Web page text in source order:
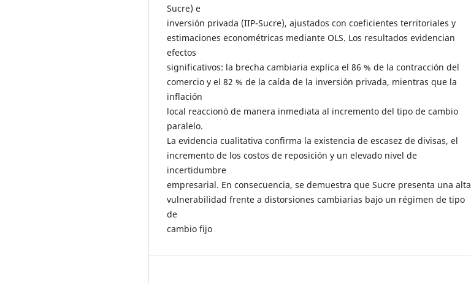
Sucre) e
inversión privada (IIP-Sucre), ajustados con coeficientes territoriales y
estimaciones econométricas mediante OLS. Los resultados evidencian
efectos
significativos: la brecha cambiaria explica el 86 % de la contracción del
comercio y el 82 % de la caída de la inversión privada, mientras que la
inflación
local reaccionó de manera inmediata al incremento del tipo de cambio
paralelo.
La evidencia cualitativa confirma la existencia de escasez de divisas, el
incremento de los costos de reposición y un elevado nivel de
incertidumbre
empresarial. En consecuencia, se demuestra que Sucre presenta una alta
vulnerabilidad frente a distorsiones cambiarias bajo un régimen de tipo
de
cambio fijo